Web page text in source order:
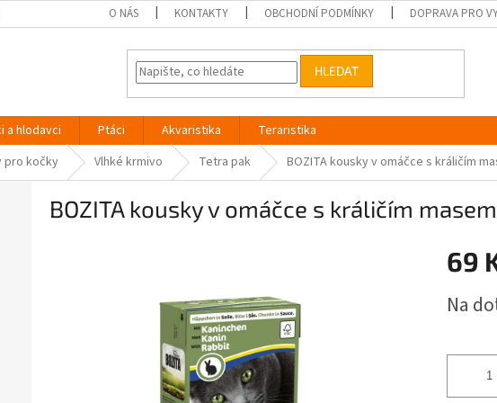
O NÁS KONTAKTY OBCHODNÍ PODMÍNKY DOPRAVA PRO
HLEDAT
a hlodavci Ptáci Akvaristika
Teraristika
pro kočky Vlhké krmivo Tetra pak BOZITA kousky v omáčce s králičím
BOZITA kousky v omáčce s králičím
69
cena:
Na